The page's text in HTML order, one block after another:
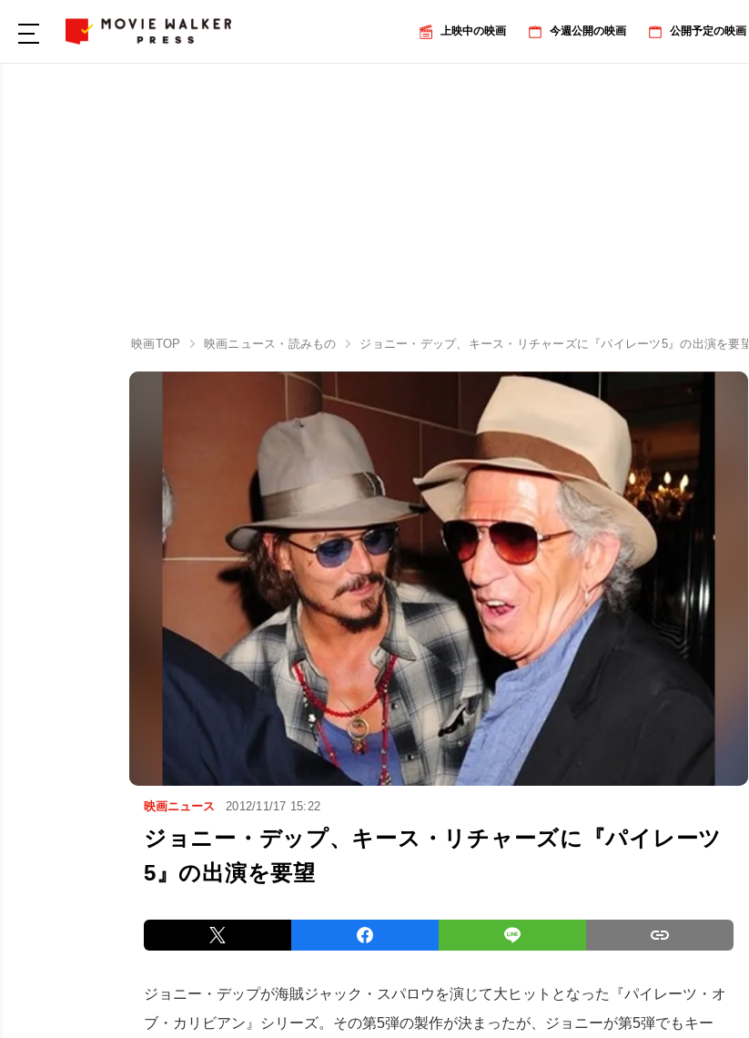
上映中の映画 今週公開の映画 公開予定の映画
映画TOP 映画ニュース・読みもの ジョニー・デップ、キース・リチャーズに『パイレーツ5』の出演を要望
映画ニュース 2012/11/17 15:22
ジョニー・デップ、キース・リチャーズに『パイレーツ
5』の出演を要望
ジョニー・デップが海賊ジャック・スパロウを演じて大ヒットとなった『パイレーツ・オ
ブ・カリビアン』シリーズ。その第5弾の製作が決まったが、ジョニーが第5弾でもキー